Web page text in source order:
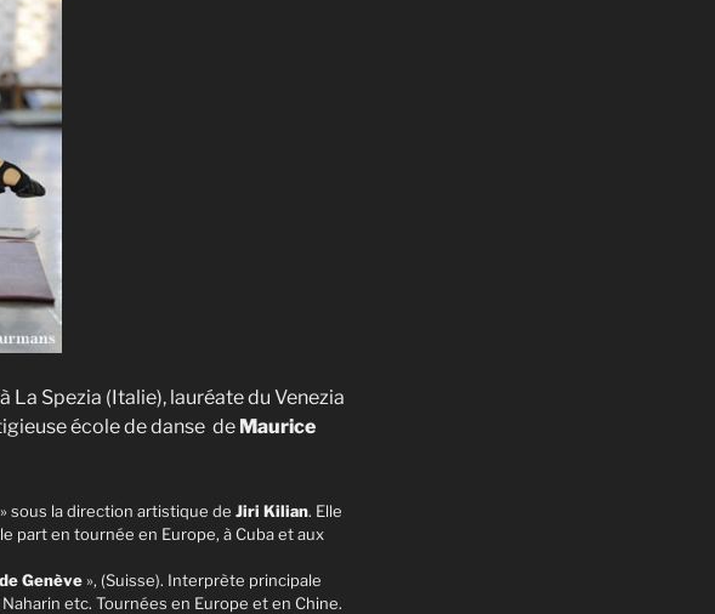
La Spezia (Italie), lauréate du Venezia
école de danse de Maurice
» sous la direction artistique de Jiri Kilian. Elle
part en tournée en Europe, à Cuba et aux
Genève», (Suisse). Interprète principale
etc. Tournées en Europe et en Chine.